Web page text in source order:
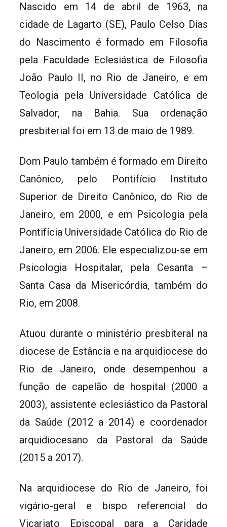
Nascido em 14 de abril de 1963, na
cidade de Lagarto (SE), Paulo Celso Dias
do Nascimento é formado em Filosofia
pela Faculdade Eclesiástica de Filosofia
João Paulo II, no Rio de Janeiro, e em
Teologia pela Universidade Católica de
Salvador, na Bahia. Sua ordenação
presbiterial foi em 13 de maio de 1989.
Dom Paulo também é formado em Direito
Canônico, pelo Pontifício Instituto
Superior de Direito Canônico, do Rio de
Janeiro, em 2000, e em Psicologia pela
Pontifícia Universidade Católica do Rio de
Janeiro, em 2006. Ele especializou-se em
Psicologia Hospitalar, pela Cesanta –
Santa Casa da Misericórdia, também do
Rio, em 2008.
Atuou durante o ministério presbiteral na
diocese de Estância e na arquidiocese do
Rio de Janeiro, onde desempenhou a
função de capelão de hospital (2000 a
2003), assistente eclesiástico da Pastoral
da Saúde (2012 a 2014) e coordenador
arquidiocesano da Pastoral da Saúde
(2015 a 2017).
Na arquidiocese do Rio de Janeiro, foi
vigário-geral e bispo referencial do
Vicariato Episcopal para a Caridade